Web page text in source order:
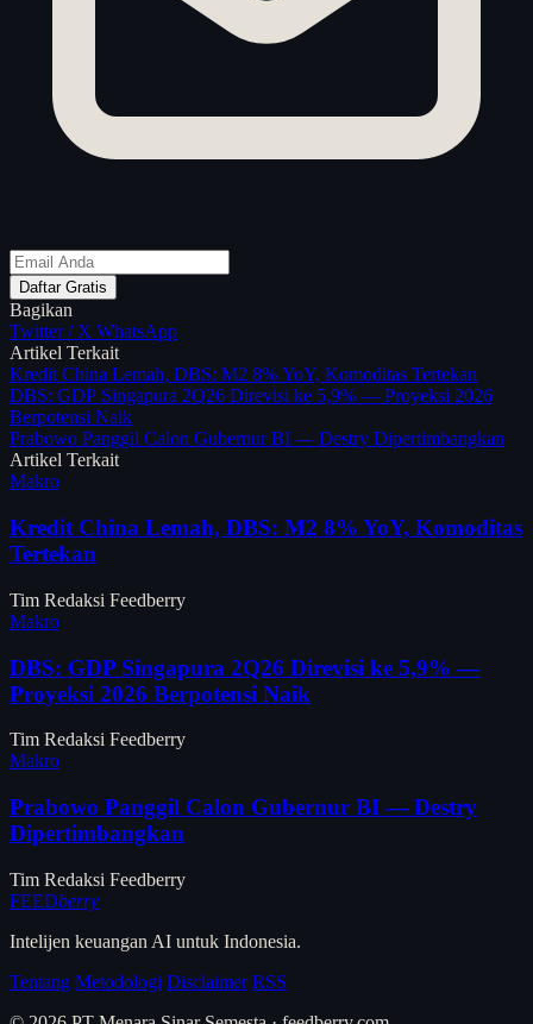
Daftar Gratis
Bagikan
Twitter / X WhatsApp
Artikel Terkait
Kredit China Lemah, DBS: M2 8% YoY, Komoditas Tertekan
DBS: GDP Singapura 2Q26 Direvisi ke 5,9% — Proyeksi 2026
Berpotensi Naik
Prabowo Panggil Calon Gubernur BI — Destry Dipertimbangkan
Artikel Terkait
Makro
Kredit China Lemah, DBS: M2 8% YoY, Komoditas
Tertekan
Tim Redaksi Feedberry
Makro
DBS: GDP Singapura 2Q26 Direvisi ke 5,9% —
Proyeksi 2026 Berpotensi Naik
Tim Redaksi Feedberry
Makro
Prabowo Panggil Calon Gubernur BI — Destry
Dipertimbangkan
Tim Redaksi Feedberry
FEEDberry
Intelijen keuangan AI untuk Indonesia.
Tentang Metodologi Disclaimer RSS